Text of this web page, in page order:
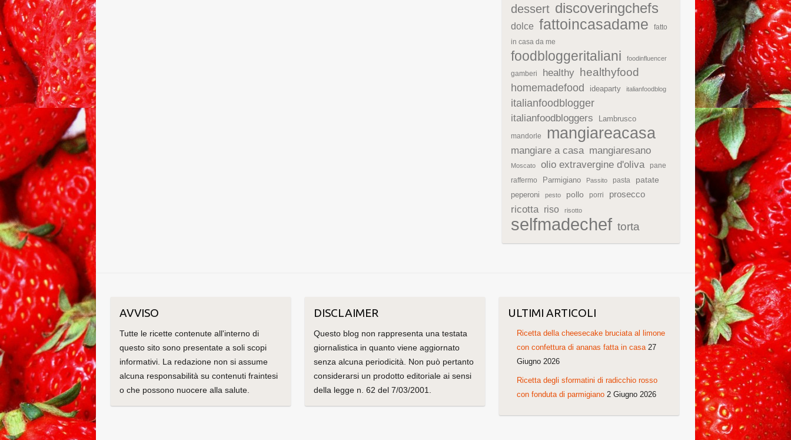
dessert discoveringchefs
dolce fattoincasadame
fatto
in casa da me
foodbloggeritaliani foodinfluencer
gamberi healthy
healthyfood
homemadefood
ideaparty italianfoodblog
italianfoodblogger
italianfoodbloggers
Lambrusco
mandorle mangiareacasa
mangiare a casa mangiaresano
Moscato olio extravergine d'oliva
pane
raffermo
Parmigiano Passito pasta patate
peperoni pesto pollo porri prosecco
ricotta riso risotto
selfmadechef torta
AVVISO
Tutte le ricette contenute all'interno di
questo sito sono presentate a soli scopi
informativi. La redazione non si assume
alcuna responsabilità su contenuti fraintesi
o che possono nuocere alla salute.
DISCLAIMER
Questo blog non rappresenta una testata
giornalistica in quanto viene aggiornato
senza alcuna periodicità. Non può pertanto
considerarsi un prodotto editoriale ai sensi
della legge n. 62 del 7/03/2001.
ULTIMI ARTICOLI
Ricetta della cheesecake bruciata al limone
con confettura di ananas fatta in casa 27
Giugno 2026
Ricetta degli sformatini di radicchio rosso
con fonduta di parmigiano 2 Giugno 2026